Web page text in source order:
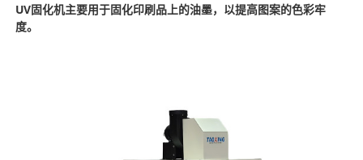
UV固化机主要用于固化印刷品上的油墨，以提高图案的色彩牢
度。